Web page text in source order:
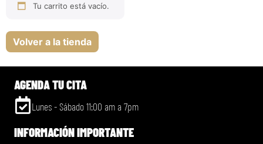
Tu carrito está vacío.
Volver a la tienda
AGENDA TU CITA
Lunes - Sábado 11:00 am a 7pm
INFORMACIÓN IMPORTANTE